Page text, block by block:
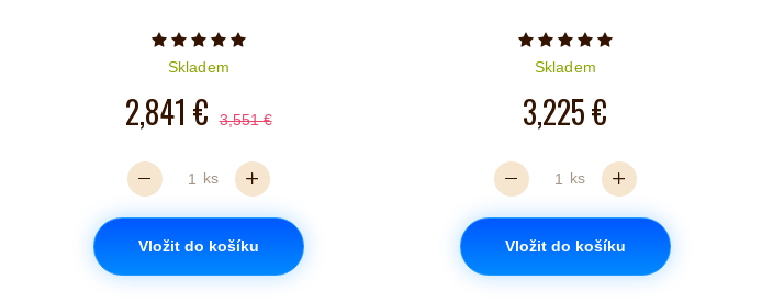
Počet hvězdiček je 5 z 5
Skladem
2,841 € 3,551 €
ks
Vložit do košíku
Počet hvězdiček je 5 z 5
Skladem
3,225 €
ks
Vložit do košíku